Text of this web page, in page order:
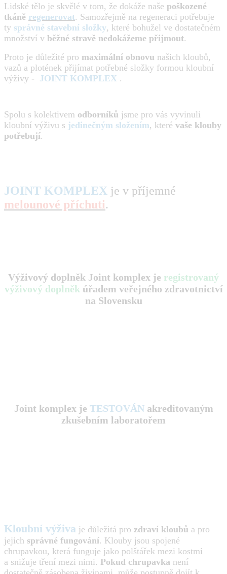
Lidské tělo je skvělé v tom, že dokáže naše poškozené
tkáně regenerovat. Samozřejmě na regeneraci potřebuje
ty správné stavební složky, které bohužel ve dostatečném
množství v běžné stravě nedokážeme přijmout.
Proto je důležité pro maximální obnovu našich kloubů,
vazů a plotének přijímat potřebné složky formou kloubní
výživy - JOINT KOMPLEX .
Spolu s kolektivem odborníků jsme pro vás vyvinuli
kloubní výživu s jedinečným složením, které vaše klouby
potřebují.
JOINT KOMPLEX je v příjemné
melounové příchuti.
Výživový doplněk Joint komplex je registrovaný
výživový doplněk úřadem veřejného zdravotnictví
na Slovensku
Joint komplex je TESTOVÁNakreditovaným
zkušebním laboratořem
Kloubní výživa je důležitá pro zdraví kloubů a pro
jejich správné fungování. Klouby jsou spojené
chrupavkou, která funguje jako polštářek mezi kostmi
a snižuje tření mezi nimi. Pokud chrupavka není